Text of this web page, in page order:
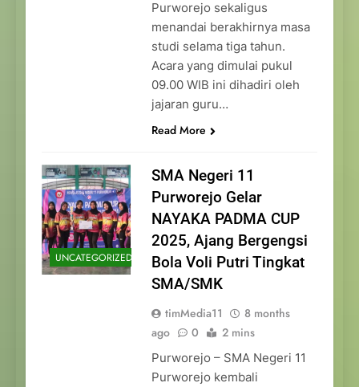
Purworejo sekaligus
menandai berakhirnya masa
studi selama tiga tahun.
Acara yang dimulai pukul
09.00 WIB ini dihadiri oleh
jajaran guru…
Read More
UNCATEGORIZED
SMA Negeri 11
Purworejo Gelar
NAYAKA PADMA CUP
2025, Ajang Bergengsi
Bola Voli Putri Tingkat
SMA/SMK
timMedia11
8 months
ago
0 2 mins
Purworejo – SMA Negeri 11
Purworejo kembali